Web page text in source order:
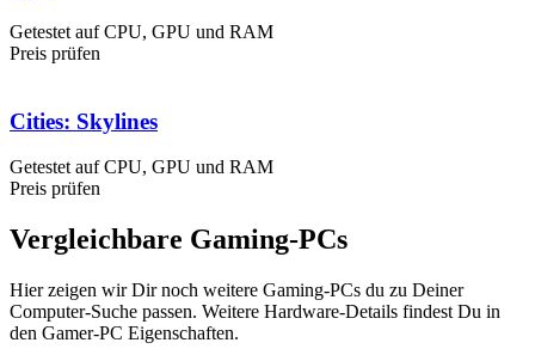
Getestet auf CPU, GPU und RAM
Preis prüfen
Cities: Skylines
Getestet auf CPU, GPU und RAM
Preis prüfen
Vergleichbare Gaming-PCs
Hier zeigen wir Dir noch weitere Gaming-PCs du zu Deiner
Computer-Suche passen. Weitere Hardware-Details findest Du in
den Gamer-PC Eigenschaften.